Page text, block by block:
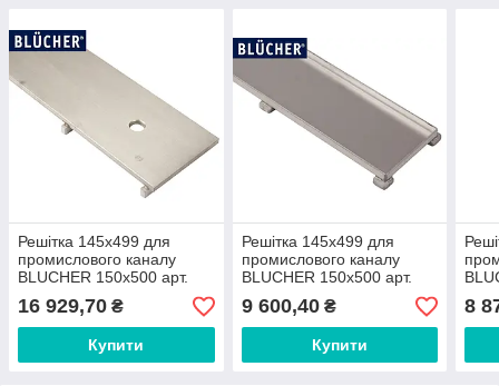
Решітка 145x499 для
промислового каналу
BLUCHER 150х500 арт.
697.200.150.49
16 929,70 ₴
Купити
Решітка 145x499 для
промислового каналу
BLUCHER 150х500 арт.
697.020.150.49
9 600,40₴
Купити
8